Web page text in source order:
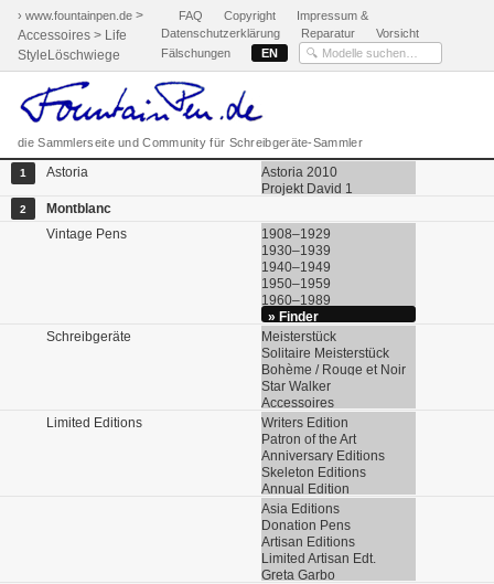
› www.fountainpen.de >
Accessoires > Life
StyleLöschwiege
FAQ Copyright
Impressum &
Datenschutzerklärung
Reparatur
Vorsicht
Fälschungen
EN
die Sammlerseite und Community für Schreibgeräte-Sammler
1 Astoria
Astoria 2010
Projekt David 1
2
Montblanc
Vintage Pens
1908–1929
1930–1939
1940–1949
1950–1959
1960–1989
» Finder
Schreibgeräte
Meisterstück
Solitaire Meisterstück
Bohème / Rouge et Noir
Star Walker
Accessoires
Limited Editions
Writers Edition
Patron of the Art
Anniversary Editions
Skeleton Editions
Annual Edition
Asia Editions
Donation Pens
Artisan Editions
Limited Artisan Edt.
Greta Garbo